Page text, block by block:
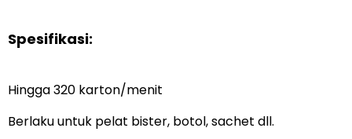
Spesifikasi:
Hingga 320 karton/menit
Berlaku untuk pelat bister, botol, sachet dll.